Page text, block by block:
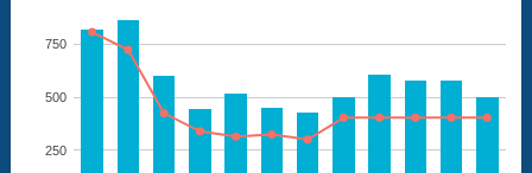
250
500
750